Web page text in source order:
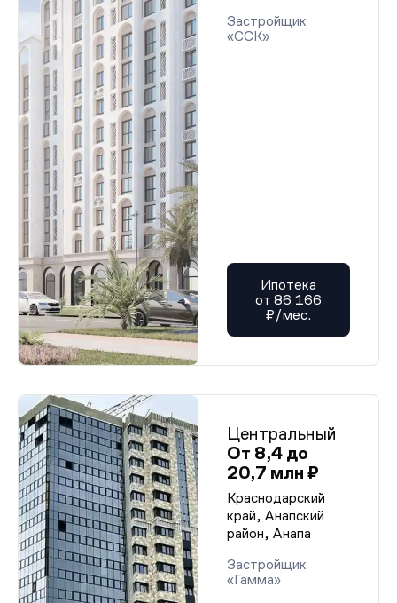
Застройщик
«ССК»
Ипотека
от 86 166
₽/мес.
Центральный
От 8,4 до
20,7 млн ₽
Краснодарский
край, Анапский
район, Анапа
Застройщик
«Гамма»